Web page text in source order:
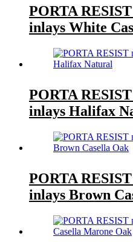
PORTA
inlays White
PORTA
inlays Halifax
PORTA
inlays Brown